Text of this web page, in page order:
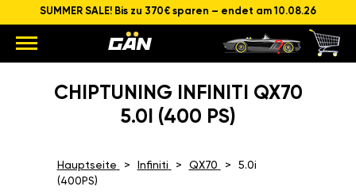
SUMMER SALE! Bis zu 370€ sparen – endet am 10.08.26
CHIPTUNING INFINITI QX70
5.0I (400 PS)
Hauptseite Infiniti QX70
5.0i
(400PS)